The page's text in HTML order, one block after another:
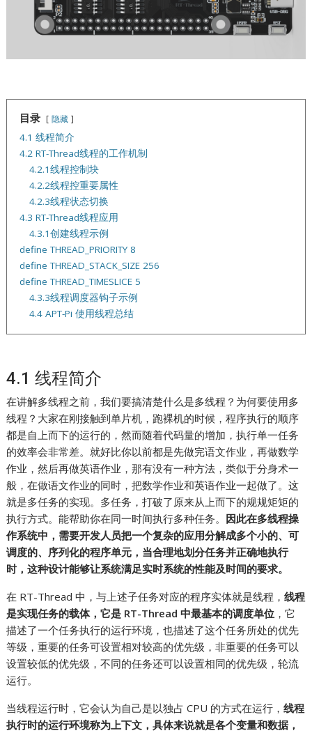
目录 隐藏
4.1 线程简介
4.2 RT-Thread线程的工作机制
4.2.1线程控制块
4.2.2线程控重要属性
4.2.3线程状态切换
4.3 RT-Thread线程应用
4.3.1创建线程示例
define THREAD_PRIORITY 8
define THREAD_STACK_SIZE 256
define THREAD_TIMESLICE 5
4.3.3线程调度器钩子示例
4.4 APT-Pi 使用线程总结
4.1 线程简介
在讲解多线程之前，我们要搞清楚什么是多线程？为何要使用多
线程？大家在刚接触到单片机，跑裸机的时候，程序执行的顺序
都是自上而下的运行的，然而随着代码量的增加，执行单一任务
的效率会非常差。就好比你以前都是先做完语文作业，再做数学
作业，然后再做英语作业，那有没有一种方法，类似于分身术一
般，在做语文作业的同时，把数学作业和英语作业一起做了。这
就是多任务的实现。多任务，打破了原来从上而下的规规矩矩的
执行方式。能帮助你在同一时间执行多种任务。 因此在多线程操
作系统中，需要开发人员把一个复杂的应用分解成多个小的、可
调度的、序列化的程序单元，当合理地划分任务并正确地执行
时，这种设计能够让系统满足实时系统的性能及时间的要求。
在 RT-Thread 中，与上述子任务对应的程序实体就是线程，线程
是实现任务的载体，它是 RT-Thread 中最基本的调度单位 ，它
描述了一个任务执行的运行环境，也描述了这个任务所处的优先
等级，重要的任务可设置相对较高的优先级，非重要的任务可以
设置较低的优先级，不同的任务还可以设置相同的优先级，轮流
运行。
当线程运行时，它会认为自己是以独占 CPU 的方式在运行，线程
执行时的运行环境称为上下文，具体来说就是各个变量和数据，